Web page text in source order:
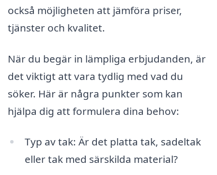
också möjligheten att jämföra priser,
tjänster och kvalitet.
När du begär in lämpliga erbjudanden, är
det viktigt att vara tydlig med vad du
söker. Här är några punkter som kan
hjälpa dig att formulera dina behov:
Typ av tak: Är det platta tak, sadeltak
eller tak med särskilda material?